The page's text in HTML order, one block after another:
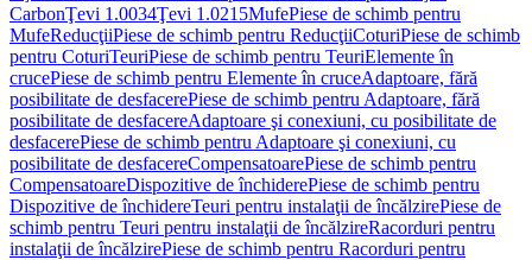
CarbonŢevi 1.0034Ţevi 1.0215MufePiese de schimb pentru
MufeReducţiiPiese de schimb pentru ReducţiiCoturiPiese de schimb
pentru CoturiTeuriPiese de schimb pentru TeuriElemente în
crucePiese de schimb pentru Elemente în cruceAdaptoare, fără
posibilitate de desfacerePiese de schimb pentru Adaptoare, fără
posibilitate de desfacereAdaptoare şi conexiuni, cu posibilitate de
desfacerePiese de schimb pentru Adaptoare şi conexiuni, cu
posibilitate de desfacereCompensatoarePiese de schimb pentru
CompensatoareDispozitive de închiderePiese de schimb pentru
Dispozitive de închidereTeuri pentru instalaţii de încălzirePiese de
schimb pentru Teuri pentru instalaţii de încălzireRacorduri pentru
instalaţii de încălzirePiese de schimb pentru Racorduri pentru